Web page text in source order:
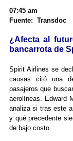
07:45 am
Fuente: Transdoc
¿Afecta al
bancarrota de
Spirit Airlines se
causas citó una
pasajeros que
aerolíneas. Edward
analiza si tras este
y qué precedente
de bajo costo.